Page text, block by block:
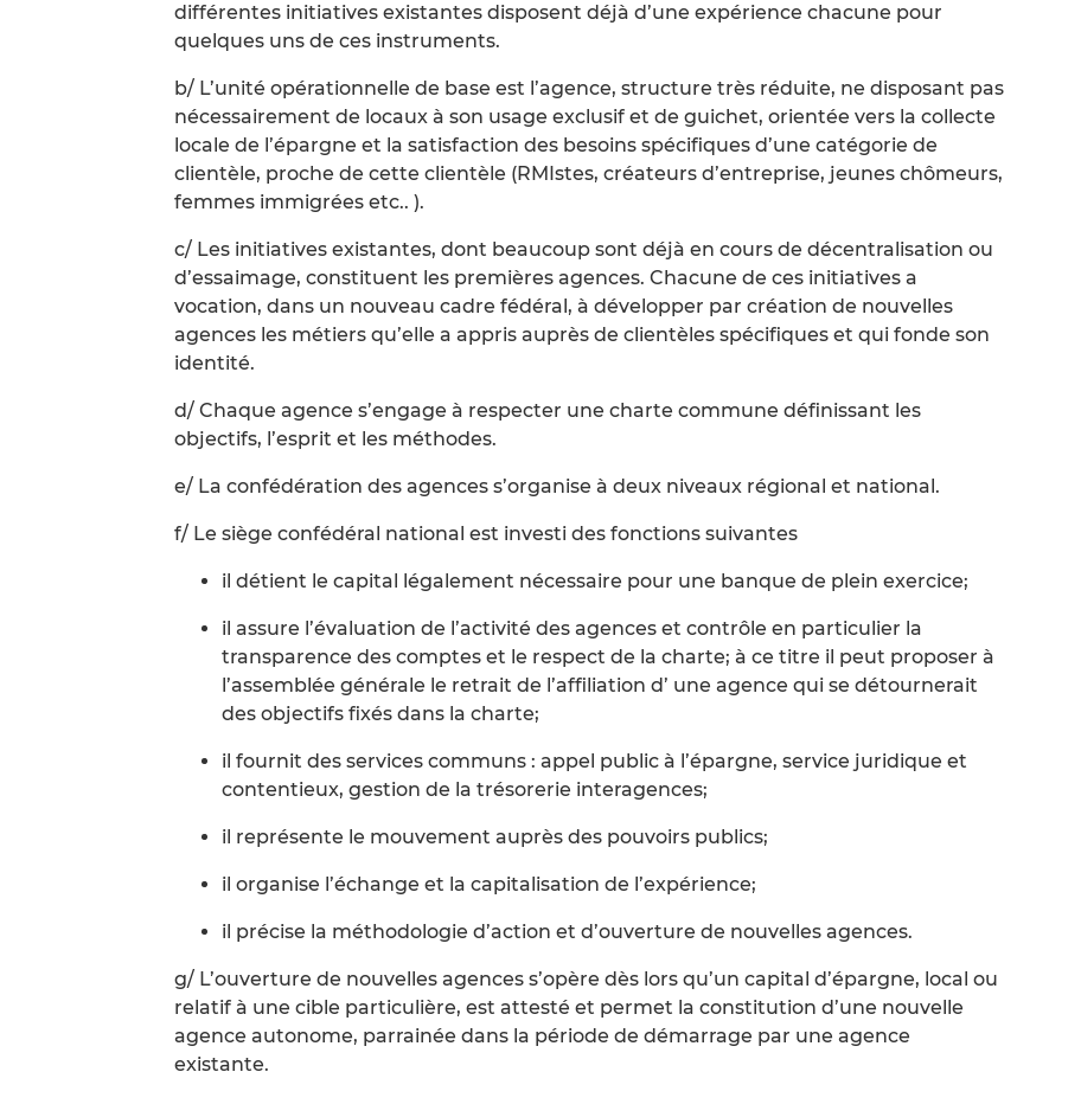
différentes initiatives existantes disposent déjà d’une expérience chacune pour
quelques uns de ces instruments.
b/ L’unité opérationnelle de base est l’agence, structure très réduite, ne disposant pas
nécessairement de locaux à son usage exclusif et de guichet, orientée vers la collecte
locale de l’épargne et la satisfaction des besoins spécifiques d’une catégorie de
clientèle, proche de cette clientèle (RMIstes, créateurs d’entreprise, jeunes chômeurs,
femmes immigrées etc.. ).
c/ Les initiatives existantes, dont beaucoup sont déjà en cours de décentralisation ou
d’essaimage, constituent les premières agences. Chacune de ces initiatives a
vocation, dans un nouveau cadre fédéral, à développer par création de nouvelles
agences les métiers qu’elle a appris auprès de clientèles spécifiques et qui fonde son
identité.
d/ Chaque agence s’engage à respecter une charte commune définissant les
objectifs, l’esprit et les méthodes.
e/ La confédération des agences s’organise à deux niveaux régional et national.
f/ Le siège confédéral national est investi des fonctions suivantes
il détient le capital légalement nécessaire pour une banque de plein exercice;
il assure l’évaluation de l’activité des agences et contrôle en particulier la
transparence des comptes et le respect de la charte; à ce titre il peut proposer à
l’assemblée générale le retrait de l’affiliation d’ une agence qui se détournerait
des objectifs fixés dans la charte;
il fournit des services communs : appel public à l’épargne, service juridique et
contentieux, gestion de la trésorerie interagences;
il représente le mouvement auprès des pouvoirs publics;
il organise l’échange et la capitalisation de l’expérience;
il précise la méthodologie d’action et d’ouverture de nouvelles agences.
g/ L’ouverture de nouvelles agences s’opère dès lors qu’un capital d’épargne, local ou
relatif à une cible particulière, est attesté et permet la constitution d’une nouvelle
agence autonome, parrainée dans la période de démarrage par une agence
existante.